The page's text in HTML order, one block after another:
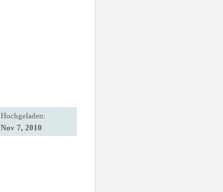
Hochgeladen:
Nov 7, 2010